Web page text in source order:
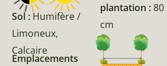
Sol : Humifère /
Limoneux,
Calcaire
Emplacements
plantation :80
cm